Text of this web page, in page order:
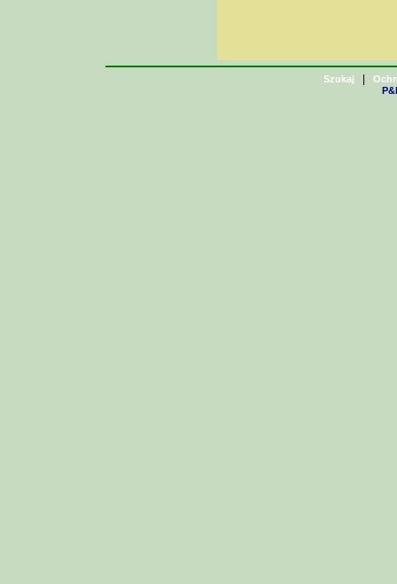
Szukaj